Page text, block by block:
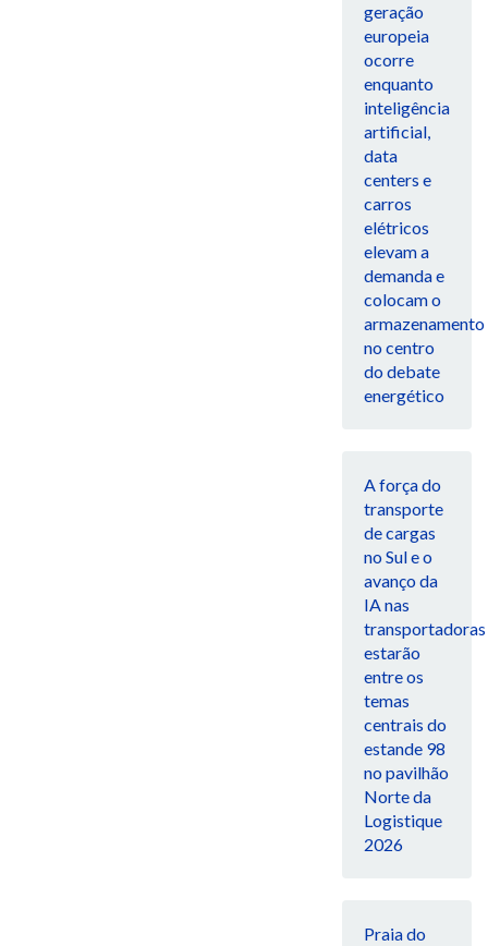
geração
europeia
ocorre
enquanto
inteligência
artificial,
data
centers e
carros
elétricos
elevam a
demanda e
colocam o
armazenamento
no centro
do debate
energético
A força do
transporte
de cargas
no Sul e o
avanço da
IA nas
transportadoras
estarão
entre os
temas
centrais do
estande 98
no pavilhão
Norte da
Logistique
2026
Praia do